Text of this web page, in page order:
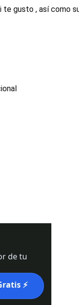
te gusto , así como